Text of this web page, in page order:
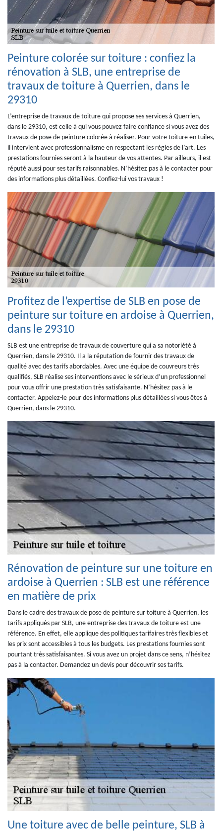
Peinture colorée sur toiture : confiez la
rénovation à SLB, une entreprise de
travaux de toiture à Querrien, dans le
29310
L’entreprise de travaux de toiture qui propose ses services à Querrien,
dans le 29310, est celle à qui vous pouvez faire confiance si vous avez des
travaux de pose de peinture colorée à réaliser. Pour votre toiture en tuiles,
il intervient avec professionnalisme en respectant les règles de l’art. Les
prestations fournies seront à la hauteur de vos attentes. Par ailleurs, il est
réputé aussi pour ses tarifs raisonnables. N’hésitez pas à le contacter pour
des informations plus détaillées. Confiez-lui vos travaux !
Profitez de l’expertise de SLB en pose de
peinture sur toiture en ardoise à Querrien,
dans le 29310
SLB est une entreprise de travaux de couverture qui a sa notoriété à
Querrien, dans le 29310. Il a la réputation de fournir des travaux de
qualité avec des tarifs abordables. Avec une équipe de couvreurs très
qualifiés, SLB réalise ses interventions avec le sérieux d’un professionnel
pour vous offrir une prestation très satisfaisante. N’hésitez pas à le
contacter. Appelez-le pour des informations plus détaillées si vous êtes à
Querrien, dans le 29310.
Rénovation de peinture sur une toiture en
ardoise à Querrien : SLB est une référence
en matière de prix
Dans le cadre des travaux de pose de peinture sur toiture à Querrien, les
tarifs appliqués par SLB, une entreprise des travaux de toiture est une
référence. En effet, elle applique des politiques tarifaires très flexibles et
les prix sont accessibles à tous les budgets. Les prestations fournies sont
pourtant très satisfaisantes. Si vous avez un projet dans ce sens, n’hésitez
pas à la contacter. Demandez un devis pour découvrir ses tarifs.
Une toiture avec de belle peinture, SLB à